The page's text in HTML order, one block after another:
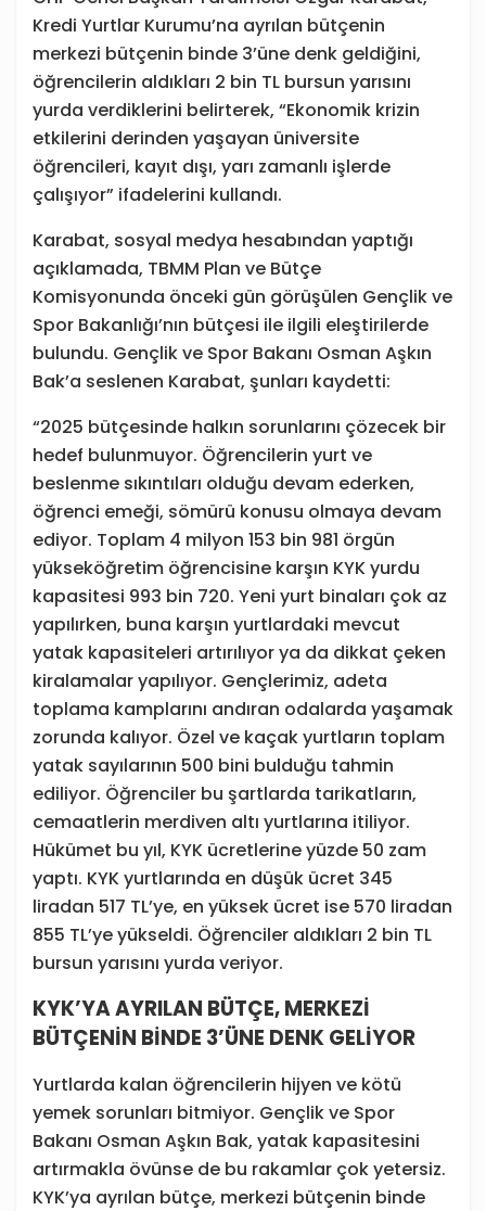
Kredi Yurtlar Kurumu’na ayrılan bütçenin
merkezi bütçenin binde 3’üne denk geldiğini,
öğrencilerin aldıkları 2 bin TL bursun yarısını
yurda verdiklerini belirterek, “Ekonomik krizin
etkilerini derinden yaşayan üniversite
öğrencileri, kayıt dışı, yarı zamanlı işlerde
çalışıyor” ifadelerini kullandı.
Karabat, sosyal medya hesabından yaptığı
açıklamada, TBMM Plan ve Bütçe
Komisyonunda önceki gün görüşülen Gençlik ve
Spor Bakanlığı’nın bütçesi ile ilgili eleştirilerde
bulundu. Gençlik ve Spor Bakanı Osman Aşkın
Bak’a seslenen Karabat, şunları kaydetti:
“2025 bütçesinde halkın sorunlarını çözecek bir
hedef bulunmuyor. Öğrencilerin yurt ve
beslenme sıkıntıları olduğu devam ederken,
öğrenci emeği, sömürü konusu olmaya devam
ediyor. Toplam 4 milyon 153 bin 981 örgün
yükseköğretim öğrencisine karşın KYK yurdu
kapasitesi 993 bin 720. Yeni yurt binaları çok az
yapılırken, buna karşın yurtlardaki mevcut
yatak kapasiteleri artırılıyor ya da dikkat çeken
kiralamalar yapılıyor. Gençlerimiz, adeta
toplama kamplarını andıran odalarda yaşamak
zorunda kalıyor. Özel ve kaçak yurtların toplam
yatak sayılarının 500 bini bulduğu tahmin
ediliyor. Öğrenciler bu şartlarda tarikatların,
cemaatlerin merdiven altı yurtlarına itiliyor.
Hükümet bu yıl, KYK ücretlerine yüzde 50 zam
yaptı. KYK yurtlarında en düşük ücret 345
liradan 517 TL’ye, en yüksek ücret ise 570 liradan
855 TL’ye yükseldi. Öğrenciler aldıkları 2 bin TL
bursun yarısını yurda veriyor.
KYK’YA AYRILAN BÜTÇE, MERKEZİ
BÜTÇENİN BİNDE 3’ÜNE DENK GELİYOR
Yurtlarda kalan öğrencilerin hijyen ve kötü
yemek sorunları bitmiyor. Gençlik ve Spor
Bakanı Osman Aşkın Bak, yatak kapasitesini
artırmakla övünse de bu rakamlar çok yetersiz.
KYK’ya ayrılan bütçe, merkezi bütçenin binde